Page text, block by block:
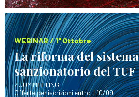
WEBINAR / 1° Ottobre
La riforma del sistema
sanzionatorio del TUF
ZOOM MEETING
Offerte per iscrizioni entro il 10/09